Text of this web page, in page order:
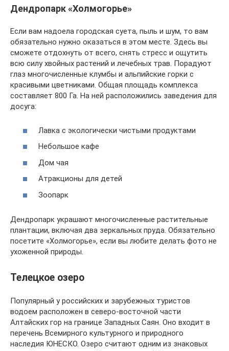
Дендропарк «Холмогорье»
Если вам надоела городская суета, пыль и шум, то вам
обязательно нужно оказаться в этом месте. Здесь вы
сможете отдохнуть от всего, снять стресс и ощутить
всю силу хвойных растений и лечебных трав. Порадуют
глаз многочисленные клумбы и альпийские горки с
красивыми цветниками. Общая площадь комплекса
составляет 800 Га. На ней расположились заведения для
досуга:
Лавка с экологически чистыми продуктами
Небольшое кафе
Дом чая
Атракционы для детей
Зоопарк
Дендропарк украшают многочисленные растительные
плантации, включая два зеркальных пруда. Обязательно
посетите «Холмогорье», если вы любите делать фото не
ухоженной природы.
Телецкое озеро
Популярный у российских и зарубежных туристов
водоем расположен в северо-восточной части
Алтайских гор на границе Западных Саян. Оно входит в
перечень Всемирного культурного и природного
наследия ЮНЕСКО. Озеро считают одним из знаковых